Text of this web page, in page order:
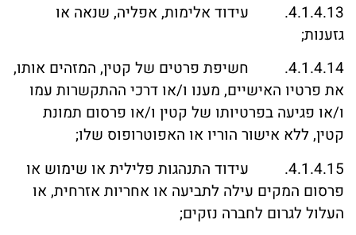
4.1.4.13. עידוד אלימות, אפליה, שנאה או
גזענות;
4.1.4.14. חשיפת פרטים של קטין, המזהים אותו,
את פרטיו האישיים, מענו ו/או דרכי ההתקשרות עמו
ו/או פגיעה בפרטיותו של קטין ו/או פרסום תמונת
קטין, ללא אישור הוריו או האפוטרופוס שלו;
4.1.4.15. עידוד התנהגות פלילית או שימוש או
פרסום המקים עילה לתביעה או אחריות אזרחית, או
העלול לגרום לחברה נזקים;